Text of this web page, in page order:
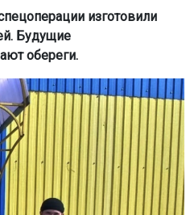
изготовили
Будущие
обереги.